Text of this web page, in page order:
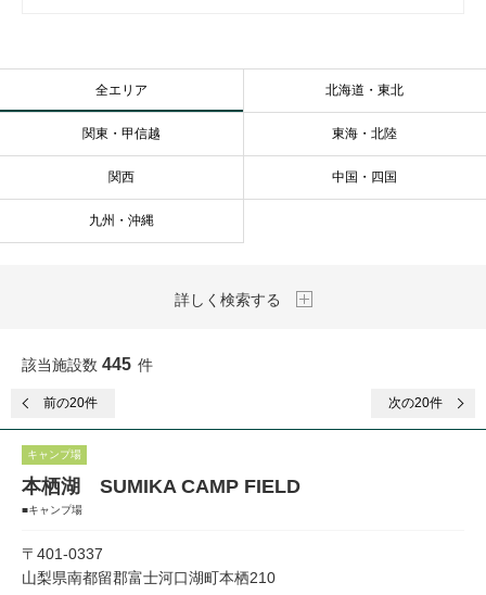
全エリア 北海道・東北
関東・甲信越 東海・北陸
関西 中国・四国
九州・沖縄
詳しく検索する
該当施設数 445 件
前の20件 次の20件
キャンプ場
本栖湖 SUMIKA CAMP FIELD
■キャンプ場
〒401-0337
山梨県南都留郡富士河口湖町本栖210